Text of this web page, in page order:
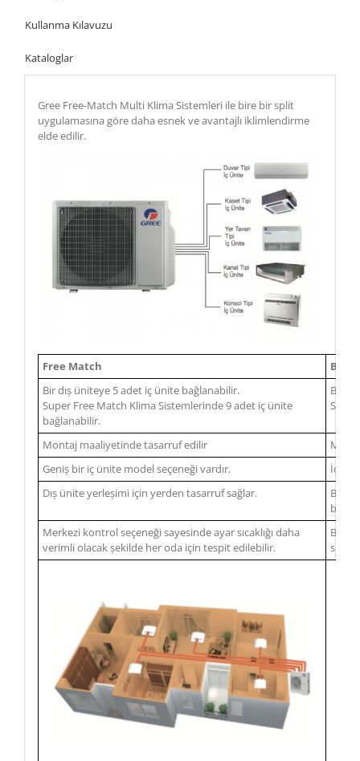
Kullanma Kılavuzu
Kataloglar
Gree Free-Match Multi Klima Sistemleri ile bire bir split
uygulamasına göre daha esnek ve avantajlı iklimlendirme
elde edilir.
Free Match
Bire
Bir dıș üniteye 5 adet iç ünite bağlanabilir.
Super Free Match Klima Sistemlerinde 9 adet iç ünite
bağlanabilir.
Bir
Montaj maaliyetinde tasarruf edilir
Geniș bir iç ünite model seçeneği vardır.
İç
Dıș ünite yerleșimi için yerden tasarruf sağlar.
Bir
Merkezi kontrol seçeneği sayesinde ayar sıcaklığı daha
verimli olacak șekilde her oda için tespit edilebilir.